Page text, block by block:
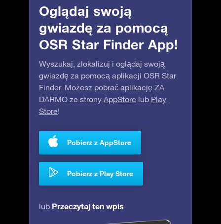
Oglądaj swoją
gwiazdę za pomocą
OSR Star Finder App!
Wyszukaj, zlokalizuj i oglądaj swoją
gwiazdę za pomocą aplikacji OSR Star
Finder. Możesz pobrać aplikację ZA
DARMO ze strony AppStore lub Play
Store!
Pobierz z AppStore
Pobierz z Play Store
lub Przeczytaj ten wpis